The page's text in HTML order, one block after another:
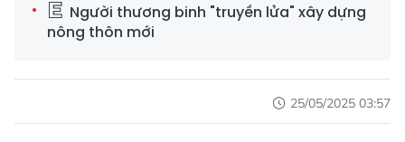
Người thương binh "truyền lửa" xây dựng
nông thôn mới
25/05/2025 03:57